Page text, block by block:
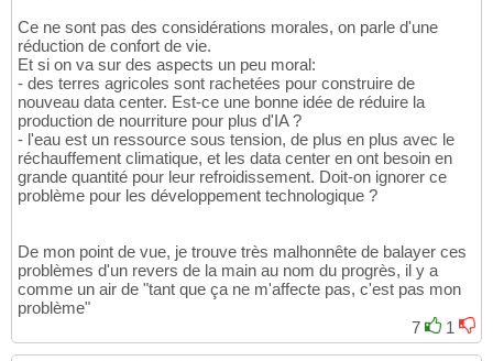
Ce ne sont pas des considérations morales, on parle d'une
réduction de confort de vie.
Et si on va sur des aspects un peu moral:
- des terres agricoles sont rachetées pour construire de
nouveau data center. Est-ce une bonne idée de réduire la
production de nourriture pour plus d'IA ?
- l'eau est un ressource sous tension, de plus en plus avec le
réchauffement climatique, et les data center en ont besoin en
grande quantité pour leur refroidissement. Doit-on ignorer ce
problème pour les développement technologique ?
De mon point de vue, je trouve très malhonnête de balayer ces
problèmes d'un revers de la main au nom du progrès, il y a
comme un air de "tant que ça ne m'affecte pas, c'est pas mon
problème"
7
1